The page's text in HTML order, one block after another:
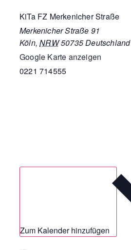
KiTa FZ Merkenicher Straße
Merkenicher Straße 91
Köln, NRW50735Deutschland
Google Karte anzeigen
0221 714555
Zum Kalender hinzufügen